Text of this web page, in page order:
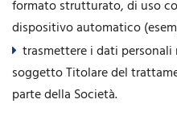
formato strutturato, di uso
dispositivo automatico
trasmettere i dati
soggetto Titolare del
parte della Società.